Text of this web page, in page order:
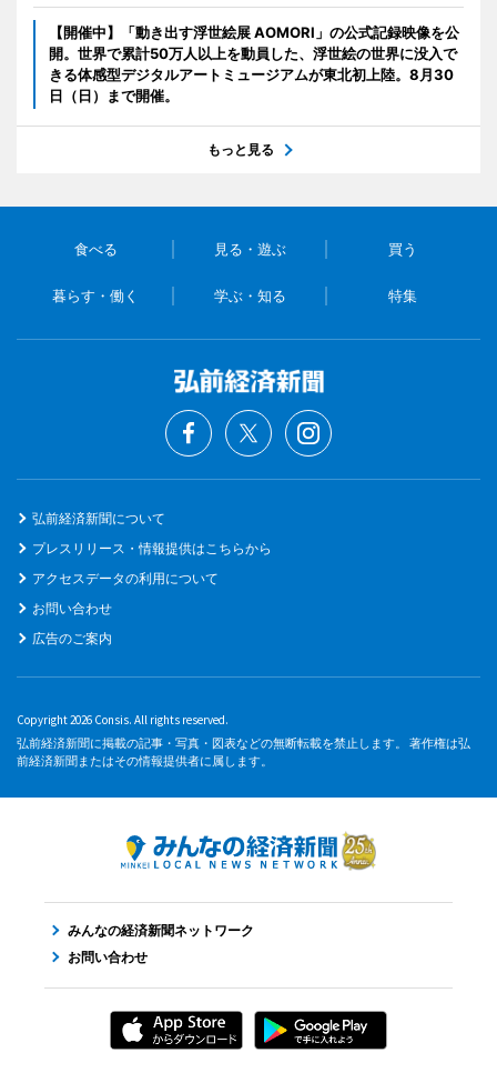
【開催中】「動き出す浮世絵展 AOMORI」の公式記録映像を公
開。世界で累計50万人以上を動員した、浮世絵の世界に没入で
きる体感型デジタルアートミュージアムが東北初上陸。8月30
日（日）まで開催。
もっと見る
食べる 見る・遊ぶ 買う
暮らす・働く 学ぶ・知る 特集
弘前経済新聞について
プレスリリース・情報提供はこちらから
アクセスデータの利用について
お問い合わせ
広告のご案内
Copyright 2026 Consis. All rights reserved.
弘前経済新聞に掲載の記事・写真・図表などの無断転載を禁止します。 著作権は弘
前経済新聞またはその情報提供者に属します。
みんなの経済新聞ネットワーク
お問い合わせ